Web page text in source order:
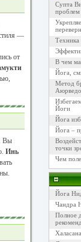
—
от
Вы
Инь
Супта
проблем
Техника
В чем
Йога,
Метод
Йоги
Йога
Йога –
точки
Чем
Йога
Чандра
Полное